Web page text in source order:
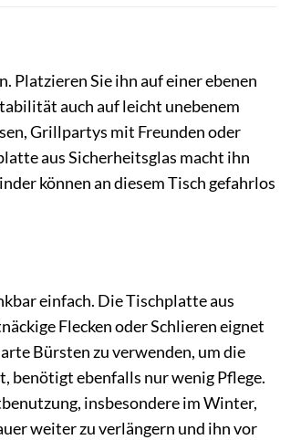
Platzieren Sie ihn auf einer ebenen
auch auf leicht unebenem
Grillpartys mit Freunden oder
aus Sicherheitsglas macht ihn
können an diesem Tisch gefahrlos
einfach. Die Tischplatte aus
Flecken oder Schlieren eignet
Bürsten zu verwenden, um die
benötigt ebenfalls nur wenig Pflege.
insbesondere im Winter,
weiter zu verlängern und ihn vor